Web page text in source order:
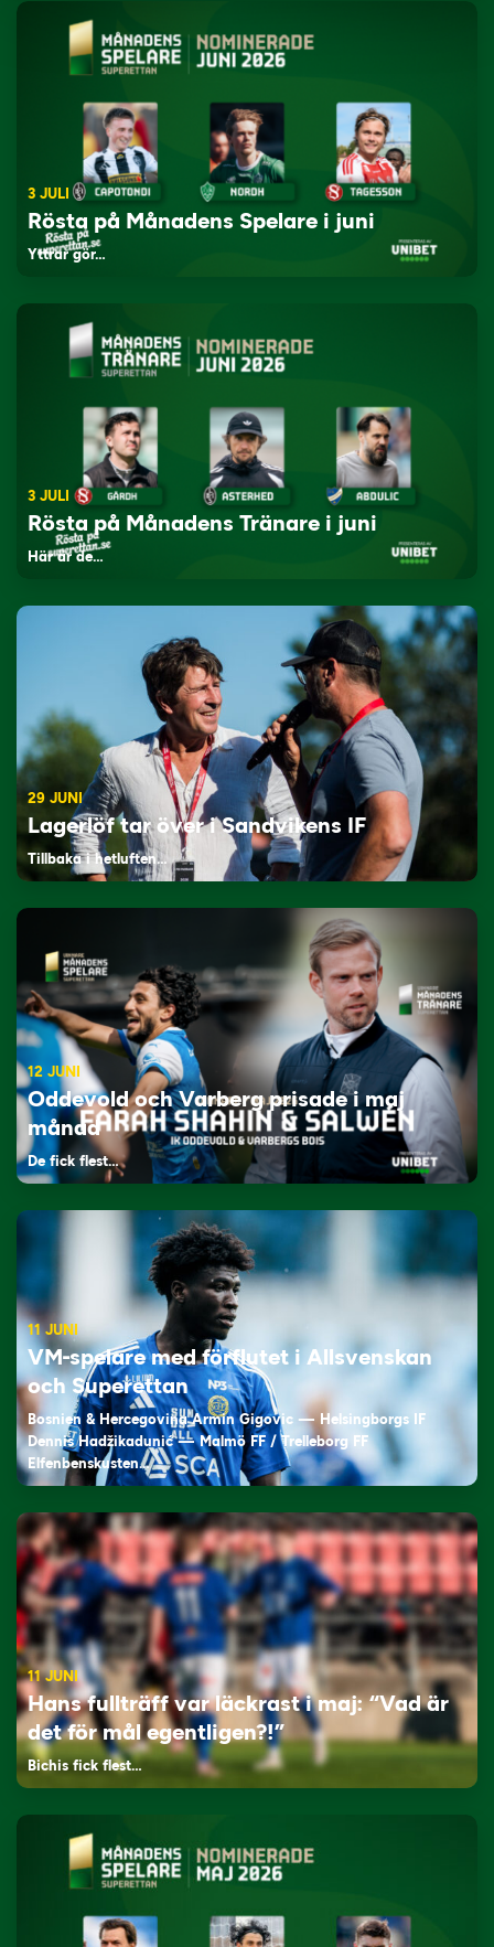
3 JULI
Rösta på Månadens Spelare i juni
Yttrar gör…
3 JULI
Rösta på Månadens Tränare i juni
Här är de…
29 JUNI
Lagerlöf tar över i Sandvikens IF
Tillbaka i hetluften…
12 JUNI
Oddevold och Varberg prisade i maj
månad
De fick flest…
11 JUNI
VM-spelare med förflutet i Allsvenskan
och Superettan
Bosnien & Hercegovina Armin Gigovic — Helsingborgs IF
Dennis Hadžikadunić — Malmö FF / Trelleborg FF
Elfenbenskusten…
11 JUNI
Hans fullträff var läckrast i maj: “Vad är
det för mål egentligen?!”
Bichis fick flest…